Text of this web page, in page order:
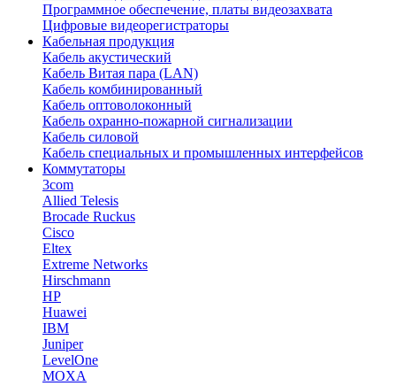
Программное обеспечение, платы видеозахвата
Цифровые видеорегистраторы
Кабельная продукция
Кабель акустический
Кабель Витая пара (LAN)
Кабель комбинированный
Кабель оптоволоконный
Кабель охранно-пожарной сигнализации
Кабель силовой
Кабель специальных и промышленных интерфейсов
Коммутаторы
3com
Allied Telesis
Brocade Ruckus
Cisco
Eltex
Extreme Networks
Hirschmann
HP
Huawei
IBM
Juniper
LevelOne
MOXA